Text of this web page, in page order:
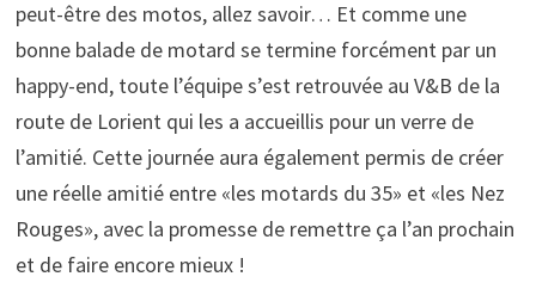
peut-être des motos, allez savoir… Et comme une
bonne balade de motard se termine forcément par un
happy-end, toute l’équipe s’est retrouvée au V&B de la
route de Lorient qui les a accueillis pour un verre de
l’amitié. Cette journée aura également permis de créer
une réelle amitié entre «les motards du 35» et «les Nez
Rouges», avec la promesse de remettre ça l’an prochain
et de faire encore mieux !